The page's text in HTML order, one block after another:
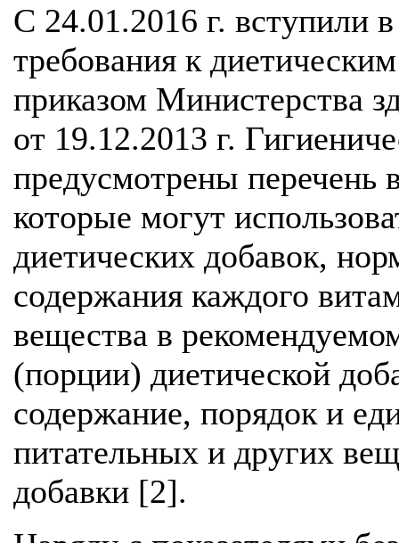
С 24.01.2016 г. вступили
требования к
приказом Министерства
от 19.12.2013 г.
предусмотрены перечень
которые могут
диетических добавок,
содержания каждого
вещества в
(порции) диетической
содержание, порядок и
питательных и других
добавки [2].